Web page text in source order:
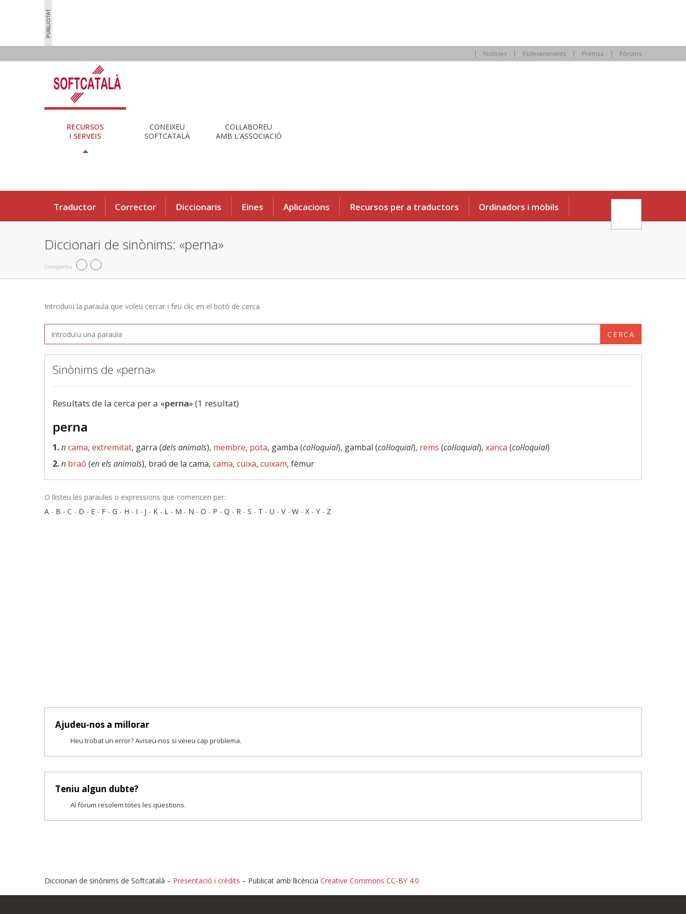
Notícies Esdeveniments Premsa Fòrums
RECURSOS
I SERVEIS
CONEIXEU
SOFTCATALÀ
COL·LABOREU
AMB L'ASSOCIACIÓ
Traductor Corrector Diccionaris Eines Aplicacions Recursos per a traductors Ordinadors i mòbils
Diccionari de sinònims: «perna»
Compartiu
Introduïu la paraula que voleu cercar i feu clic en el botó de cerca.
CERCA
Sinònims de «perna»
Resultats de la cerca per a «perna» (1 resultat)
perna
1.ncama, extremitat, garra (dels animals), membre, pota, gamba (col·loquial), gambal (col·loquial), rems (col·loquial), xanca (col·loquial)
2.n braó (en els animals), braó de la cama, cama, cuixa, cuixam, fèmur
O llisteu les paraules o expressions que comencen per:
A - B - C - D - E - F - G - H - I - J - K - L - M - N - O - P - Q - R - S - T - U - V- W - X - Y - Z
Ajudeu-nos a millorar
Heu trobat un error? Aviseu-nos si veieu cap problema.
Teniu algun dubte?
Al fòrum resolem totes les qüestions.
Diccionari de sinònims de Softcatalà – Presentació i crèdits – Publicat amb llicència Creative Commons CC-BY 4.0